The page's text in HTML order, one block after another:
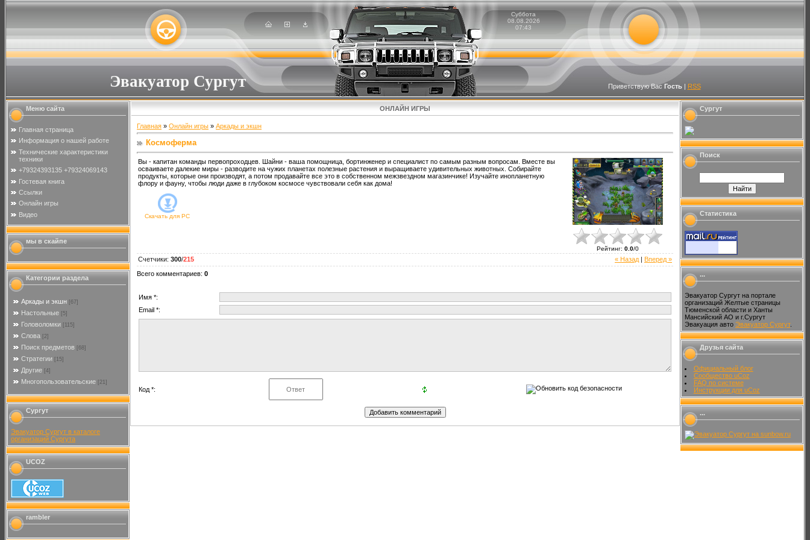
Эвакуатор Сургут
Суббота
08.08.2026
07:43
Приветствую Вас Гость| RSS
Меню сайта
Главная страница
Информация о нашей работе
Технические характеристики
техники
+79324393135 +79324069143
Гостевая книга
Ссылки
Онлайн игры
Видео
мы в скайпе
Категории раздела
Аркады и экшн [67]
Настольные [5]
Головоломки [115]
Слова [2]
Поиск предметов [68]
Стратегии [15]
Другие [4]
Многопользовательские [21]
Сургут
Эвакуатор Сургут в каталоге
организаций Сургута
UCOZ
rambler
ОНЛАЙН ИГРЫ
Главная » Онлайн игры » Аркады и экшн
Космоферма
Вы - капитан команды первопроходцев. Шайни - ваша помощница, бортинженер и специалист по самым разным вопросам. Вместе вы
осваиваете далекие миры - разводите на чужих планетах полезные растения и выращиваете удивительных животных. Собирайте
продукты, которые они производят, а потом продавайте все это в собственном межзвездном магазинчике! Изучайте инопланетную
флору и фауну, чтобы люди даже в глубоком космосе чувствовали себя как дома!
Скачать для PC
Рейтинг: 0.0/0
« Назад Вперед »
Счетчики: 300/215
Всего комментариев: 0
Имя *:
Email *:
Код *:
Сургут
Поиск
Статистика
...
Эвакуатор Сургут на портале
организаций Желтые страницы
Тюменской области и Ханты
Мансийский АО и г.Сургут
Эвакуация авто Эвакуатор Сургут.
Друзья сайта
Официальный блог
Сообщество uCoz
FAQ по системе
Инструкции для uCoz
...